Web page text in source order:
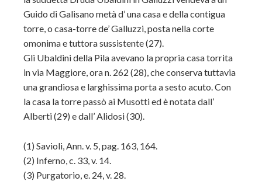
Guido di Galisano metà d’ una casa e della contigua
torre, o casa-torre de’ Galluzzi, posta nella corte
omonima e tuttora sussistente (27).
Gli Ubaldini della Pila avevano la propria casa torrita
in via Maggiore, ora n. 262 (28), che conserva tuttavia
una grandiosa e larghissima porta a sesto acuto. Con
la casa la torre passò ai Musotti ed è notata dall’
Alberti (29) e dall’ Alidosi (30).
(1) Savioli, Ann. v. 5, pag. 163, 164.
(2) Inferno, c. 33, v. 14.
(3) Purgatorio, e. 24, v. 28.